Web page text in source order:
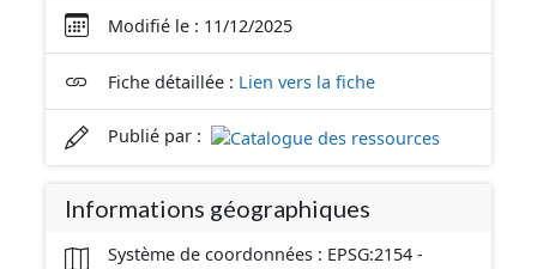
Modifié le : 11/12/2025
Fiche détaillée : Lien vers la fiche
Publié par :
Informations géographiques
Système de coordonnées : EPSG:2154 -